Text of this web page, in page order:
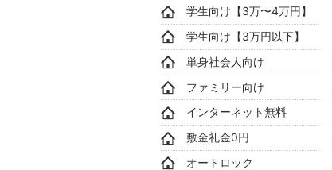
学生向け【3万〜4万円】
学生向け【3万円以下】
単身社会人向け
ファミリー向け
インターネット無料
敷金礼金0円
オートロック